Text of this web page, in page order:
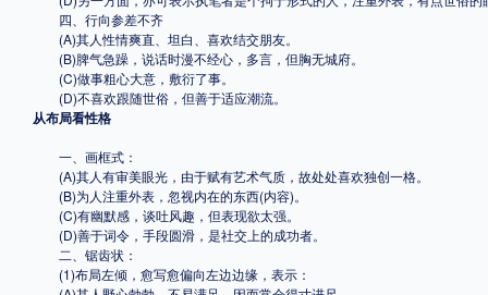
四、行向参差不齐
(A)其人性情爽直、坦白、喜欢结交朋友。
(B)脾气急躁，说话时漫不经心，多言，但胸无城府。
(C)做事粗心大意，敷衍了事。
(D)不喜欢跟随世俗，但善于适应潮流。
从布局看性格
一、画框式：
(A)其人有审美眼光，由于赋有艺术气质，故处处喜欢独创一格。
(B)为人注重外表，忽视内在的东西(内容)。
(C)有幽默感，谈吐风趣，但表现欲太强。
(D)善于词令，手段圆滑，是社交上的成功者。
二、锯齿状：
(1)布局左倾，愈写愈偏向左边边缘，表示：